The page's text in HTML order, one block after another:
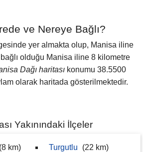
ve Nereye Bağlı?
yer almakta olup, Manisa iline
bağlı olduğu Manisa iline 8 kilometre
Dağı haritası konumu 38.5500
olarak haritada gösterilmektedir.
Yakınındaki İlçeler
(8 km) Turgutlu (22 km)